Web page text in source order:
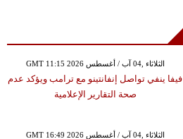
GMT 11:15 2026 الثلاثاء ,04 آب / أغسطس
فيفا ينفي تواصل إنفانتينو مع ترامب ويؤكد عدم
صحة التقارير الإعلامية
GMT 16:49 2026 الثلاثاء ,04 آب / أغسطس